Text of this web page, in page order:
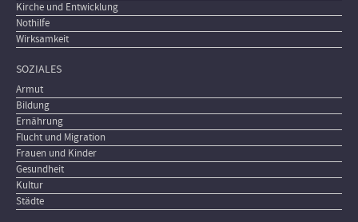
Kirche und Entwicklung
Nothilfe
Wirksamkeit
SOZIALES
Armut
Bildung
Ernährung
Flucht und Migration
Frauen und Kinder
Gesundheit
Kultur
Städte